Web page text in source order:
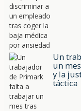
Un
un
y la
táctica